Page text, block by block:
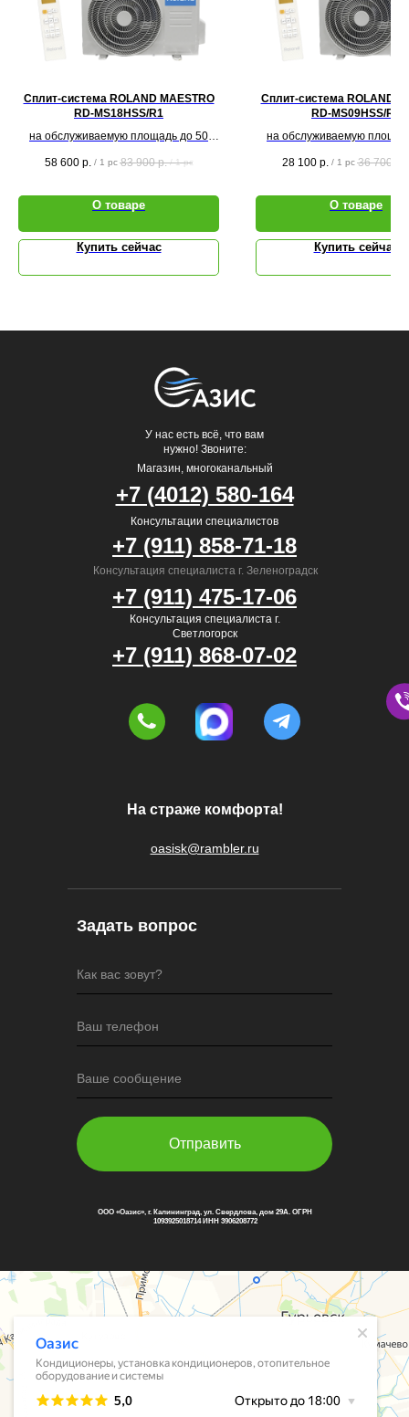
Сплит-система ROLAND MAESTRO
RD-MS18HSS/R1
на обслуживаемую площадь до 50
58 600 р. / 1 pc 83 900 р. / 1 pc
О товаре
Купить сейчас
Сплит-система ROLAND
RD-MS09HSS/R1
на обслуживаемую
28 100 р. / 1 pc 36 700
О товаре
Купить сейчас
Как вас зовут?
Ваш телефон
Ваше сообщение
Отправить
oasisk@rambler.ru
У нас есть всё, что вам
нужно! Звоните:
На страже комфорта!
Магазин, многоканальный
Консультация специалиста г.
Светлогорск
Консультация специалиста г. Зеленоградск
Консультации специалистов
+7 (911) 858-71-18
+7 (911) 475-17-06
+7 (911) 868-07-02
+7 (4012) 580-164
Задать вопрос
ООО «Оазис», г. Калининград, ул. Свердлова, дом 29А. ОГРН
1093925018714 ИНН 3906208772